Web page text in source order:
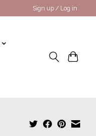
Sign up / Log in